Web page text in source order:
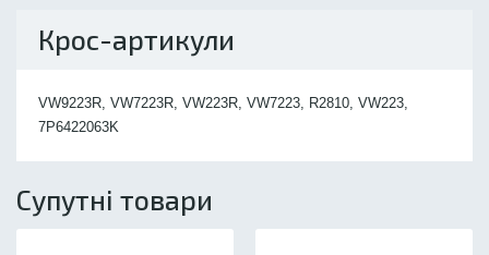
Крос-артикули
VW9223R, VW7223R, VW223R, VW7223, R2810, VW223,
7P6422063K
Супутні товари